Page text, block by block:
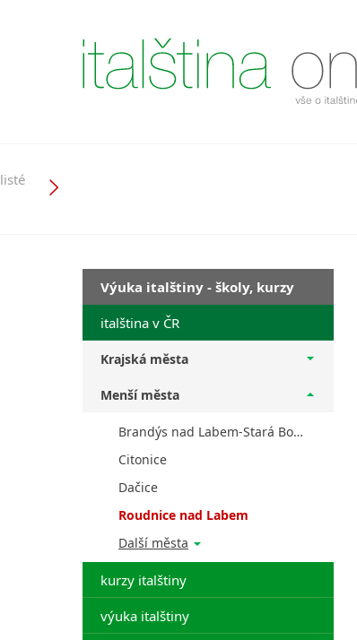
Výuka italštiny - školy, kurzy
italština v ČR
Krajská města
Menší města
Brandýs nad Labem-Stará Boleslav
Citonice
Dačice
Roudnice nad Labem
Další města
kurzy italštiny
výuka italštiny